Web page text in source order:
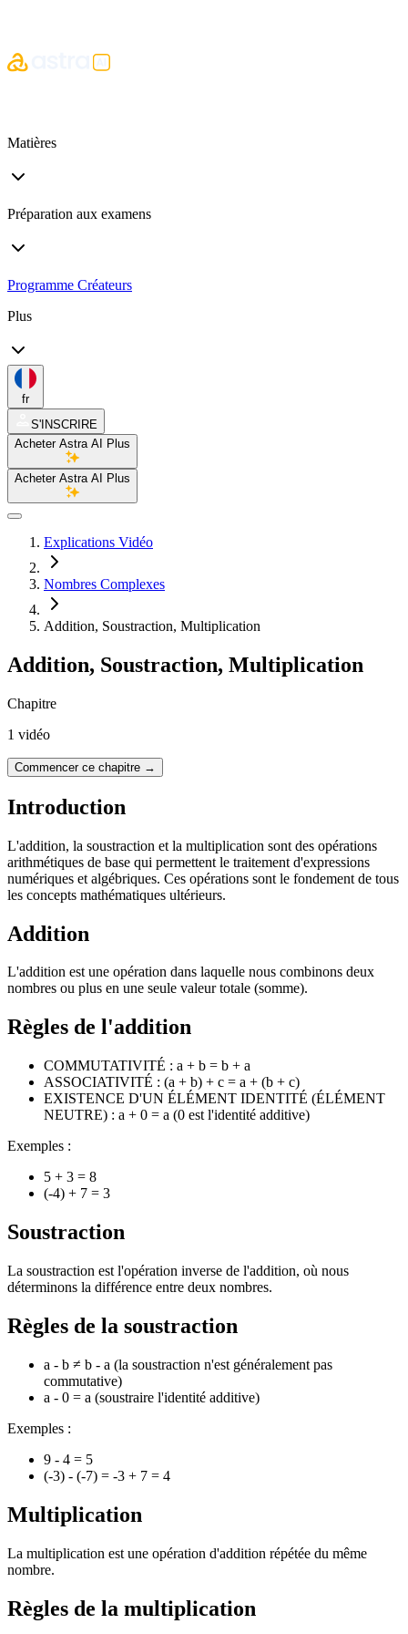
Matières
Préparation aux examens
Programme Créateurs
Plus
fr
S'INSCRIRE
Acheter Astra AI Plus
Acheter Astra AI Plus
Explications Vidéo
Nombres Complexes
Addition, Soustraction, Multiplication
Addition, Soustraction, Multiplication
Chapitre
1 vidéo
Commencer ce chapitre →
Introduction
L'addition, la soustraction et la multiplication sont des opérations
arithmétiques de base qui permettent le traitement d'expressions
numériques et algébriques. Ces opérations sont le fondement de tous
les concepts mathématiques ultérieurs.
Addition
L'addition est une opération dans laquelle nous combinons deux
nombres ou plus en une seule valeur totale (somme).
Règles de l'addition
COMMUTATIVITÉ : a + b = b + a
ASSOCIATIVITÉ : (a + b) + c = a + (b + c)
EXISTENCE D'UN ÉLÉMENT IDENTITÉ (ÉLÉMENT
NEUTRE) : a + 0 = a (0 est l'identité additive)
Exemples :
5 + 3 = 8
(-4) + 7 = 3
Soustraction
La soustraction est l'opération inverse de l'addition, où nous
déterminons la différence entre deux nombres.
Règles de la soustraction
a - b ≠ b - a (la soustraction n'est généralement pas
commutative)
a - 0 = a (soustraire l'identité additive)
Exemples :
9 - 4 = 5
(-3) - (-7) = -3 + 7 = 4
Multiplication
La multiplication est une opération d'addition répétée du même
nombre.
Règles de la multiplication